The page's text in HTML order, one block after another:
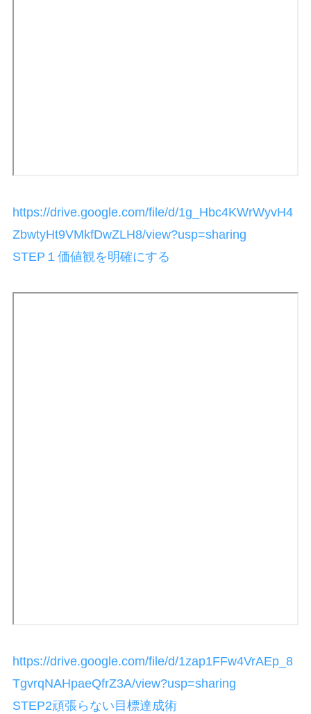
https://drive.google.com/file/d/1g_Hbc4KWrWyvH4
ZbwtyHt9VMkfDwZLH8/view?usp=sharing
STEP１価値観を明確にする
https://drive.google.com/file/d/1zap1FFw4VrAEp_8
TgvrqNAHpaeQfrZ3A/view?usp=sharing
STEP2頑張らない目標達成術